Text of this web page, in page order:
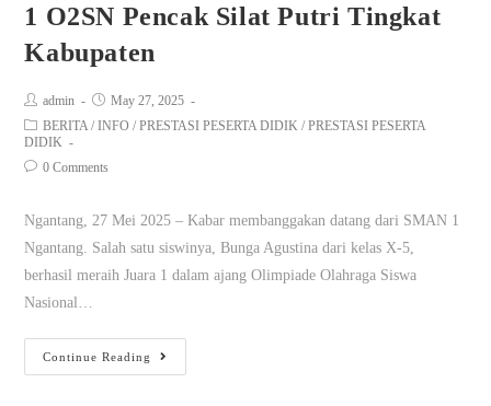
1 O2SN Pencak Silat Putri Tingkat
Kabupaten
admin
May 27, 2025
BERITA / INFO / PRESTASI PESERTA DIDIK / PRESTASI PESERTA
DIDIK
0 Comments
Ngantang, 27 Mei 2025 – Kabar membanggakan datang dari SMAN 1
Ngantang. Salah satu siswinya, Bunga Agustina dari kelas X-5,
berhasil meraih Juara 1 dalam ajang Olimpiade Olahraga Siswa
Nasional…
Continue Reading